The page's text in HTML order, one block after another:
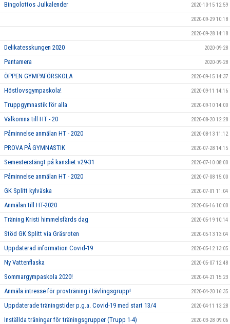
Bingolottos Julkalender 2020-10-15 12:59
2020-09-29 10:18
2020-09-28 14:18
Delikatesskungen 2020 2020-09-28
Pantamera 2020-09-28
ÖPPEN GYMPAFÖRSKOLA 2020-09-15 14:37
Höstlovsgympaskola! 2020-09-11 14:16
Truppgymnastik för alla 2020-09-10 14:00
Välkomna till HT - 20 2020-08-20 12:28
Påminnelse anmälan HT - 2020 2020-08-13 11:12
PROVA PÅ GYMNASTIK 2020-07-28 14:15
Semesterstängt på kansliet v29-31 2020-07-10 08:00
Påminnelse anmälan HT - 2020 2020-07-08 15:00
GK Splitt kylväska 2020-07-01 11:04
Anmälan till HT-2020 2020-06-16 10:00
Träning Kristi himmelsfärds dag 2020-05-19 10:14
Stöd GK Splitt via Gräsroten 2020-05-13 13:04
Uppdaterad information Covid-19 2020-05-12 13:05
Ny Vattenflaska 2020-05-07 12:48
Sommargympaskola 2020! 2020-04-21 15:23
Anmäla intresse för provträning i tävlingsgrupp! 2020-04-20 16:35
Uppdaterade träningstider p.g.a. Covid-19 med start 13/4 2020-04-11 13:28
Inställda träningar för träningsgrupper (Trupp 1-4) 2020-03-28 09:06